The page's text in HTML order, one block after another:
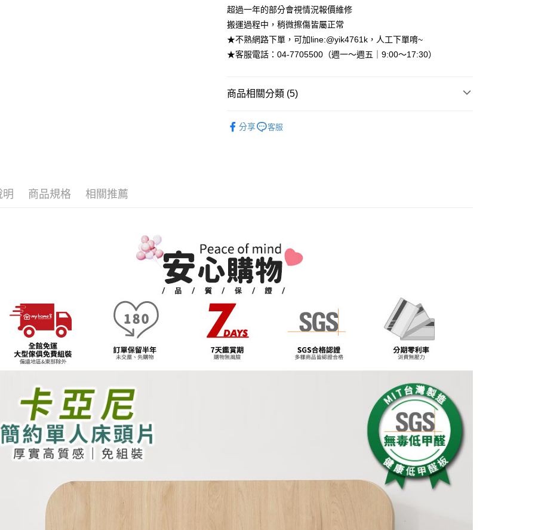
消。如遇「轉專審核」未通過狀況，表示未達大哥付你分期系統評分，恕
無法說明評估內容。
【繳款方式說明】
1.分期款項不併入電信帳單，「大哥付你分期」於每月結算日後寄送繳費提
醒簡訊。
【注意事項】
用戶於交易時，得透過本服務購買商品或服務，並由商店將買賣／分期付
款買賣價金債權讓與本公司後，依約使用本公司帳單繳交帳款。
１．簡單：不需註冊會員、不需綁卡、不需儲值。
２．便利：只要手機號碼，簡訊認證，即可結帳。
３．安心：先確認商品／服務後，再付款。
１．於結帳方式選擇「AFTEE先享後付」後，將跳轉至「AFTEE先享後
３．收到繳費通知簡訊後14天內，點擊此簡訊中的連結，可透過四大超商
絡購買商品的店家。未經商家同意取消之訂單仍視為有效，需透過AFTEE
先享後付繳納相關費用。
https://aftee.tw/terms/#terms3
３．未成年的使用者請事先徵得法定代理人或監護人之同意方可使用
「AFTEE先享後付」，若未經同意申辦者引起之損失，本公司不負相關責
任。
４．使用「AFTEE先享後付」時，將依據個別帳號之用戶狀況，依本公司
即時審查核予不同之上限額度；若仍有額度不足之情形，本公司將視審查
結果請求用戶進行身份認證。
５．嚴禁一人註冊多個帳號或使用他人資訊註冊。若發現惡意使用之情
形，恩沛科技股份有限公司將有權停止該用戶之使用額度並採取法律行
動。
運送方式
➤一般商品『宅配寄送』：1.車趟為週一至六 2.無組裝，只送至一
樓 3.購買大型家具，可一同配送組裝
➤大型傢俱『免費組裝』：1.車趟為週二、週四 2.可指定日期，無
每筆NT$3,000，滿NT$1(含以上)免運費
超過一年的部分會視情況報價維修
搬運過程中，稍微擦傷皆屬正常
★不熟網路下單，可加line:@yik4761k，人工下單唷~
★客服電話：04-7705500（週一～週五｜9:00～17:30）
商品相關分類 (5)
分享 客服
明 商品規格 相關推薦